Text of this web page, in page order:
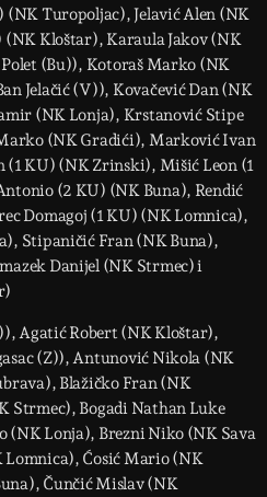
Turopoljac), Jelavić Alen (NK
Kloštar), Karaula Jakov (NK
(Bu)), Kotoraš Marko (NK
Jelačić (V)), Kovačević Dan (NK
(NK Lonja), Krstanović Stipe
(NK Gradići), Marković Ivan
KU) (NK Zrinski), Mišić Leon (1
(2 KU) (NK Buna), Rendić
Domagoj (1 KU) (NK Lomnica),
Stipaničić Fran (NK Buna),
Danijel (NK Strmec) i
Agatić Robert (NK Kloštar),
(Z)), Antunović Nikola (NK
Blažičko Fran (NK
Strmec), Bogadi Nathan Luke
(NK Lonja), Brezni Niko (NK Sava
Ćosić Mario (NK
Čunčić Mislav (NK